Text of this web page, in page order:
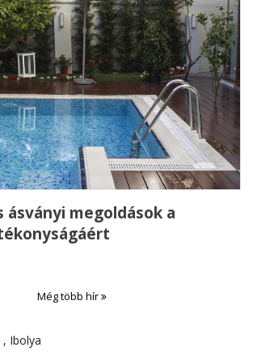
ásványi megoldások a
Még több hír
, Ibolya